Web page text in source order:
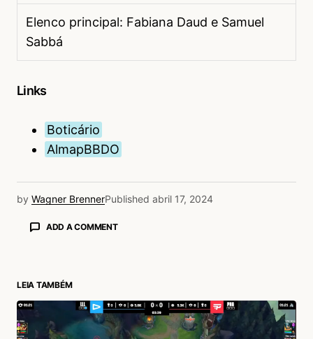
Elenco principal: Fabiana Daud e Samuel
Sabbá
Links
Boticário
AlmapBBDO
by Wagner BrennerPublished abril 17, 2024
ADD A COMMENT
LEIA TAMBÉM